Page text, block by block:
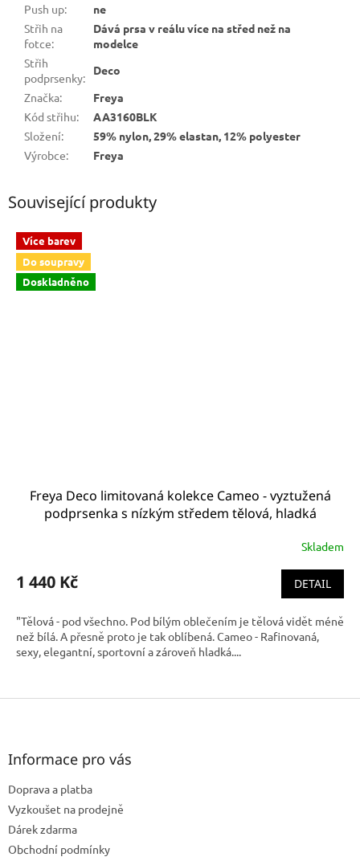
Push up:
ne
Střih na
fotce:
Dává prsa v reálu více na střed než na
modelce
Střih
podprsenky:
Deco
Značka:
Freya
Kód střihu:
AA3160BLK
Složení:
59% nylon, 29% elastan, 12% polyester
Výrobce: Freya
Související produkty
Více barev
Do soupravy
Doskladněno
Freya Deco limitovaná kolekce Cameo - vyztužená
podprsenka s nízkým středem tělová, hladká
Skladem
1 440 Kč DETAIL
"Tělová - pod všechno. Pod bílým oblečením je tělová vidět méně
než bílá. A přesně proto je tak oblíbená. Cameo - Rafinovaná,
sexy, elegantní, sportovní a zároveň hladká....
Z
Informace pro vás
Doprava a platba
Vyzkoušet na prodejně
Dárek zdarma
Obchodní podmínky